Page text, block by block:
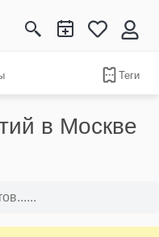
Теги
в Москве